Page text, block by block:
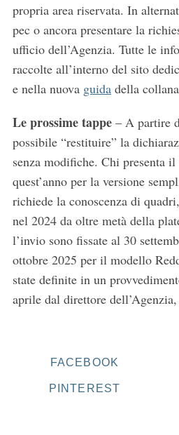
propria area riservata. In
pec o ancora presentare la
ufficio dell’Agenzia. Tutte le
raccolte all’interno del sito
e nella nuova guidadella
Le prossime tappe – A partire
possibile “restituire” la
senza modifiche. Chi presenta
quest’anno per la versione
richiede la conoscenza di
nel 2024 da oltre metà della
l’invio sono fissate al 30
ottobre 2025 per il modello
state definite in un
aprile dal direttore
FACEBOOK
PINTEREST